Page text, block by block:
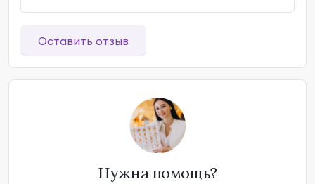
Оставить отзыв
Нужна помощь?